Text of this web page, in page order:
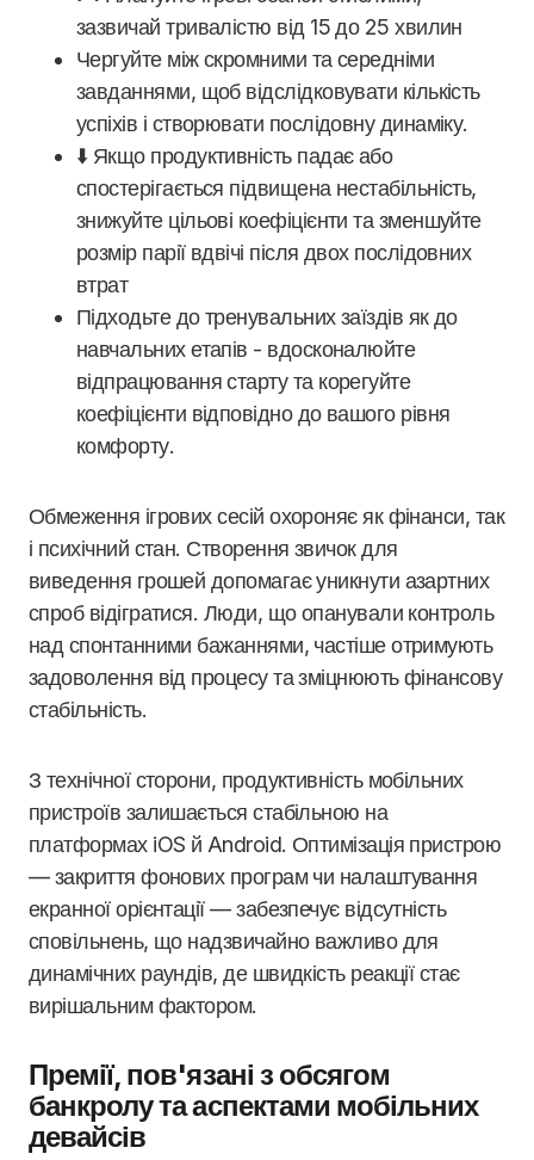
зазвичай тривалістю від 15 до 25 хвилин
Чергуйте між скромними та середніми
завданнями, щоб відслідковувати кількість
успіхів і створювати послідовну динаміку.
⬇️ Якщо продуктивність падає або
спостерігається підвищена нестабільність,
знижуйте цільові коефіцієнти та зменшуйте
розмір парії вдвічі після двох послідовних
втрат
Підходьте до тренувальних заїздів як до
навчальних етапів - вдосконалюйте
відпрацювання старту та корегуйте
коефіцієнти відповідно до вашого рівня
комфорту.
Обмеження ігрових сесій охороняє як фінанси, так
і психічний стан. Створення звичок для
виведення грошей допомагає уникнути азартних
спроб відігратися. Люди, що опанували контроль
над спонтанними бажаннями, частіше отримують
задоволення від процесу та зміцнюють фінансову
стабільність.
З технічної сторони, продуктивність мобільних
пристроїв залишається стабільною на
платформах iOS й Android. Оптимізація пристрою
— закриття фонових програм чи налаштування
екранної орієнтації — забезпечує відсутність
сповільнень, що надзвичайно важливо для
динамічних раундів, де швидкість реакції стає
вирішальним фактором.
Премії, пов'язані з обсягом
банкролу та аспектами мобільних
девайсів